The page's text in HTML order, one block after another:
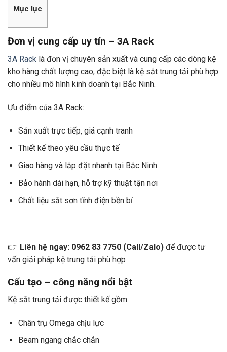
Mục lục
Đơn vị cung cấp uy tín – 3A Rack
3A Rack là đơn vị chuyên sản xuất và cung cấp các dòng kệ
kho hàng chất lượng cao, đặc biệt là kệ sắt trung tải phù hợp
cho nhiều mô hình kinh doanh tại Bắc Ninh.
Ưu điểm của 3A Rack:
Sản xuất trực tiếp, giá cạnh tranh
Thiết kế theo yêu cầu thực tế
Giao hàng và lắp đặt nhanh tại Bắc Ninh
Bảo hành dài hạn, hỗ trợ kỹ thuật tận nơi
Chất liệu sắt sơn tĩnh điện bền bỉ
👉 Liên hệ ngay: 0962 83 7750 (Call/Zalo) để được tư
vấn giải pháp kệ trung tải phù hợp
Cấu tạo – công năng nổi bật
Kệ sắt trung tải được thiết kế gồm:
Chân trụ Omega chịu lực
Beam ngang chắc chắn